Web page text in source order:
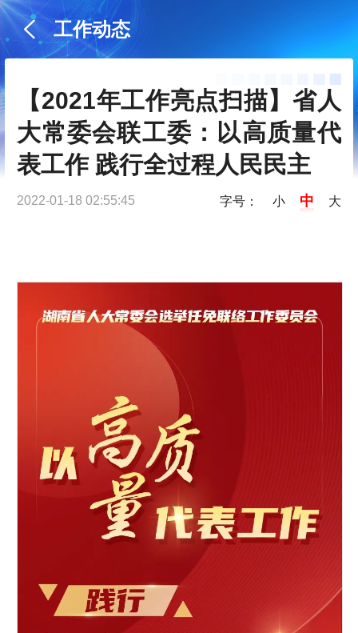
工作动态
【2021年工作亮点扫描】省人
大常委会联工委：以高质量代
表工作 践行全过程人民民主
2022-01-18 02:55:45 字号： 小 中 大